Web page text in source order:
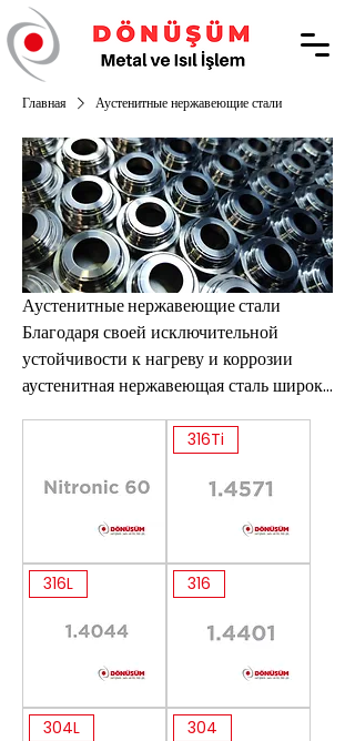
Главная Аустенитные нержавеющие стали
Аустенитные нержавеющие стали
Благодаря своей исключительной
устойчивости к нагреву и коррозии
аустенитная нержавеющая сталь широко
промышленности, включая
аэрокосмическую и промышленную.
Нитроник
316Ti
1.4571
316L
1.4044
316
1.4401
304L 304